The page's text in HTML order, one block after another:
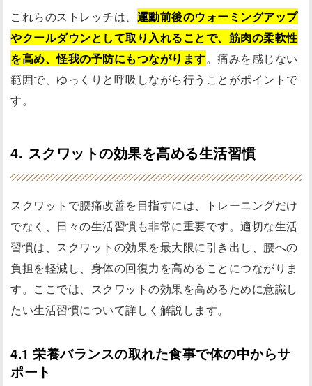
これらのストレッチは、 運動前後のウォーミングアップ
やクールダウンとして取り入れることで、筋肉の柔軟性
を高め、怪我の予防にもつながります。痛みを感じない
範囲で、ゆっくりと呼吸しながら行うことがポイントで
す。
4. スクワットの効果を高める生活習慣
スクワットで腰痛改善を目指すには、トレーニングだけ
でなく、日々の生活習慣も非常に重要です。適切な生活
習慣は、スクワットの効果を最大限に引き出し、腰への
負担を軽減し、身体の回復力を高めることにつながりま
す。ここでは、スクワットの効果を高めるために意識し
たい生活習慣について詳しく解説します。
4.1 栄養バランスの取れた食事で体の中からサ
ポート